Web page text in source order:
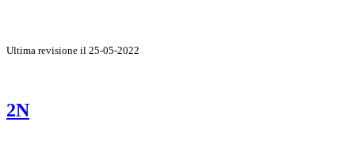
Ultima revisione il 25-05-2022
2N